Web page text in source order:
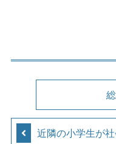
近隣の小学生が